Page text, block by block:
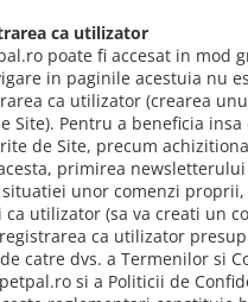
ca utilizator
poate fi accesat in mod
in paginile acestuia nu
ca utilizator (crearea
Site). Pentru a beneficia
de Site, precum
primirea
unor comenzi proprii,
utilizator (sa va creati un
ca utilizator
catre dvs. a Termenilor si
si a Politicii de